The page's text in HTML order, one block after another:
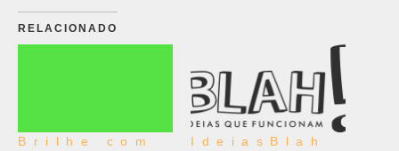
RELACIONADO
Brilhe com
IdeiasBlah